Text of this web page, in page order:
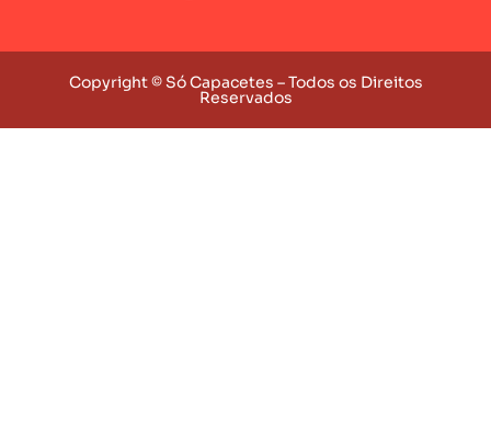
Copyright © Só Capacetes – Todos os Direitos
Reservados